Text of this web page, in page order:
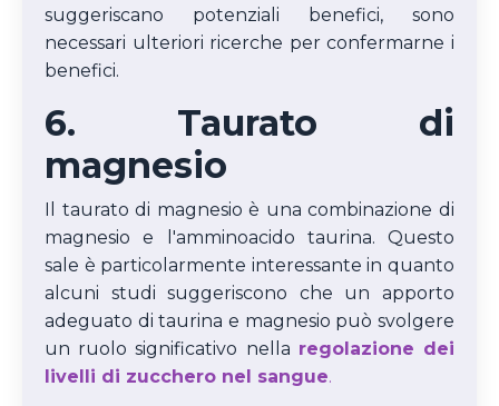
suggeriscano potenziali benefici, sono
necessari ulteriori ricerche per confermarne i
benefici.
6. Taurato di
magnesio
Il taurato di magnesio è una combinazione di
magnesio e l'amminoacido taurina. Questo
sale è particolarmente interessante in quanto
alcuni studi suggeriscono che un apporto
adeguato di taurina e magnesio può svolgere
un ruolo significativo nella regolazione dei
livelli di zucchero nel sangue.